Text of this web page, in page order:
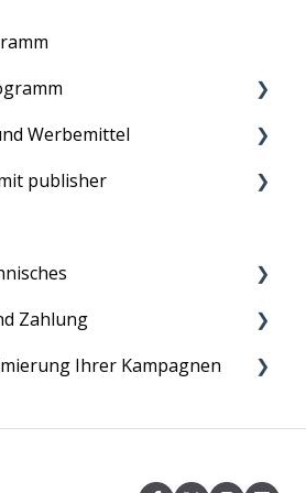
Werbemittel
publisher
Zahlung
Ihrer Kampagnen